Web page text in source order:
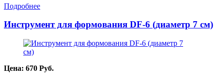
Подробнее
Инструмент для формования DF-6 (диаметр 7 см)
Цена: 670 Руб.